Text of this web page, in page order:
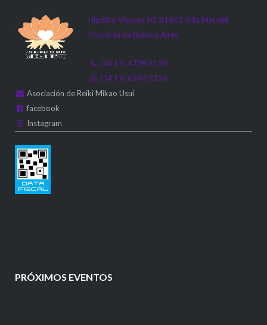
Hipólito Vieytes 60, B1603 Villa Martelli,
Provincia de Buenos Aires
(54 11) 4709 6128
(54 11) 6244 5226
Asociación de Reiki Mikao Usui
facebook
Instagram
PRÓXIMOS EVENTOS